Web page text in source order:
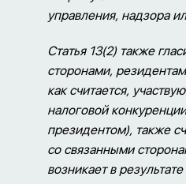
управления, надзора
Статья 13(2) также
сторонами,
как считается,
налоговой
президентом), также
со связанными
возникает в